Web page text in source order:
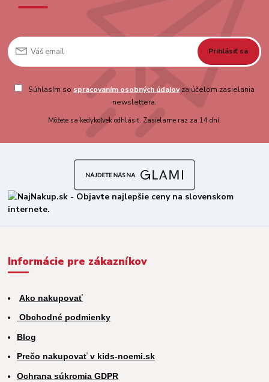
Prihlásiť sa
Súhlasím so spracovaním osobných údajovza účelom zasielania
newslettera.
Môžete sa kedykoľvek odhlásiť. Zasielame raz za 14 dní.
Informácie pre zákazníkov
Ako nakupovať
Obchodné podmienky
Blog
Prečo nakupovať v kids-noemi.sk
Ochrana súkromia GDPR